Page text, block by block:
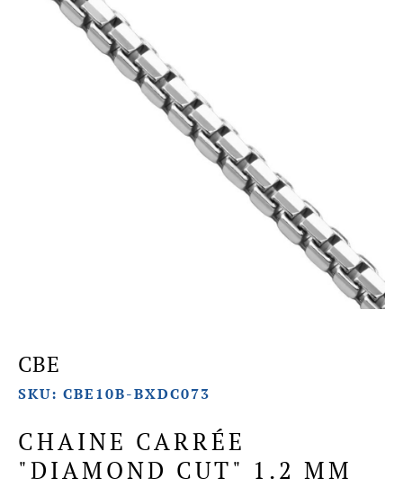
CBE
SKU: CBE10B-BXDC073
CHAINE CARRÉE
"DIAMOND CUT" 1.2 MM